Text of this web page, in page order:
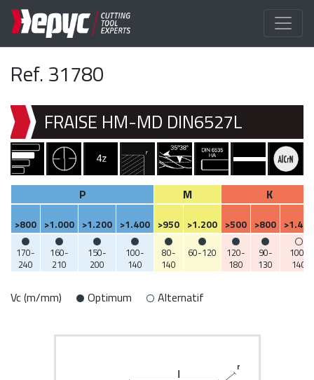
Ref. 31780
FRAISE HM-MD DIN6527L
P M K
>800 >1.000 >1.200 >1.400 >950 >1.200 >500 >800 >1.400
170-
240
160-
210
150-
200
100-
140
80-
140
60-120
120-
180
90-
130
100-
140
Vc (m/mm) Optimum Alternatif